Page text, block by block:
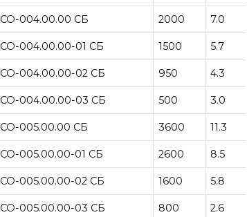
CO-004.00.00 CБ 2000 7.0
CO-004.00.00-01 CБ 1500 5.7
CO-004.00.00-02 CБ 950 4.3
CO-004.00.00-03 CБ 500 3.0
CO-005.00.00 CБ 3600 11.3
CO-005.00.00-01 CБ 2600 8.5
CO-005.00.00-02 CБ 1600 5.8
CO-005.00.00-03 CБ 800 2.6